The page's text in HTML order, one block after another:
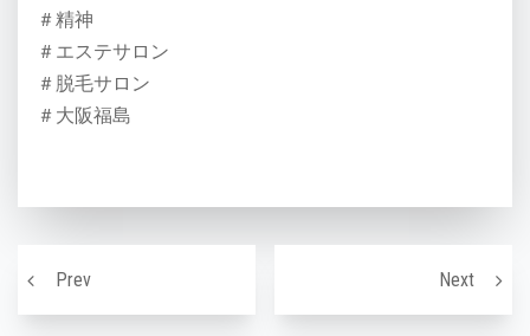
＃精神
＃エステサロン
＃脱毛サロン
＃大阪福島
Prev
顔が大きく見える原因は？小顔マッサージで小顔に〜！
Nextいつ